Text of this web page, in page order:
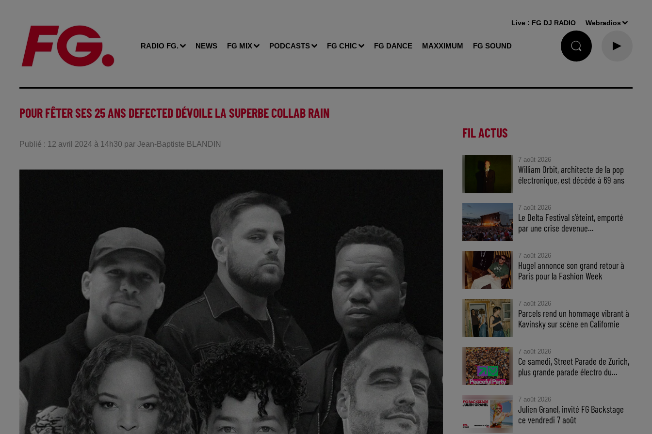
RADIO FG. NEWS FG MIX PODCASTS FG CHIC FG DANCE MAXXIMUM FG SOUND
Live : FG DJ RADIO Webradios
POUR FÊTER SES 25 ANS DEFECTED DÉVOILE LA SUPERBE COLLAB RAIN
Publié : 12 avril 2024 à 14h30 par Jean-Baptiste BLANDIN
FIL ACTUS
7 août 2026
William Orbit, architecte de la pop
électronique, est décédé à 69 ans
7 août 2026
Le Delta Festival s'éteint, emporté
par une crise devenue...
7 août 2026
Hugel annonce son grand retour à
Paris pour la Fashion Week
7 août 2026
Parcels rend un hommage vibrant à
Kavinsky sur scène en Californie
7 août 2026
Ce samedi, Street Parade de Zurich,
plus grande parade électro du...
7 août 2026
Julien Granel, invité FG Backstage
ce vendredi 7 août